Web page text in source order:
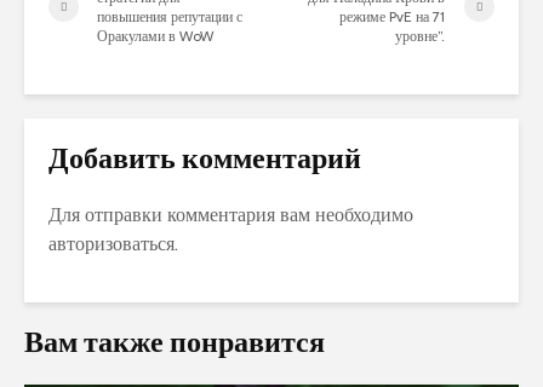
повышения репутации с
Оракулами в WoW
режиме PvE на 71
уровне”.
Добавить комментарий
Для отправки комментария вам необходимо
авторизоваться.
Вам также понравится